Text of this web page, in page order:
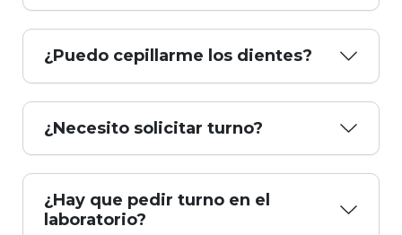
¿Puedo cepillarme los dientes?
¿Necesito solicitar turno?
¿Hay que pedir turno en el
laboratorio?